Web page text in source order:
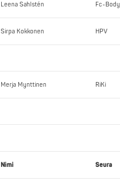
Leena Sahlstén Fc-Body
Sirpa Kokkonen HPV
Merja Mynttinen RiKi
Nimi Seura